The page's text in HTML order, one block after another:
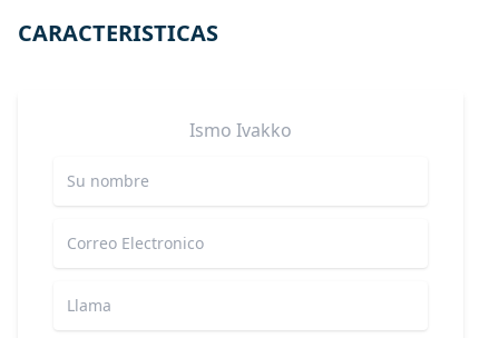
CARACTERISTICAS
Ismo Ivakko